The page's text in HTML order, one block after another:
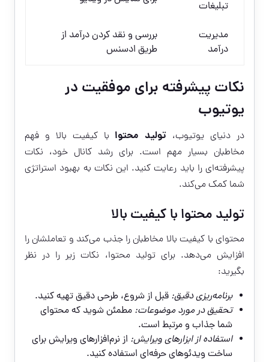
تبلیغات
مدیریت
درآمد
بررسی و نقد کردن درآمد از
طریق ادسنس
نکات پیشرفته برای موفقیت در
یوتیوب
در دنیای یوتیوب، تولید محتوا با کیفیت بالا و فهم
مخاطبان بسیار مهم است. برای رشد کانال خود، نکات
پیشرفته‌ای را باید رعایت کنید. این نکات به بهبود استراتژی
شما کمک می‌کند.
تولید محتوا با کیفیت بالا
محتوای با کیفیت بالا مخاطبان را جذب می‌کند و تعاملشان را
افزایش می‌دهد. برای تولید محتوا، نکات زیر را در نظر
بگیرید:
برنامه‌ریزی دقیق: قبل از شروع، طرحی دقیق تهیه کنید.
تحقیق در مورد موضوعات: مطمئن شوید که محتوای
شما جذاب و مرتبط است.
استفاده از ابزارهای ویرایش: از نرم‌افزارهای ویرایش برای
ساخت ویدئوهای حرفه‌ای استفاده کنید.